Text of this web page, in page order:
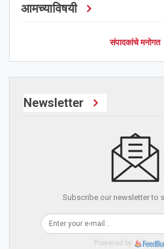
आमच्याविषयी
संपादकांचे मनोगत
Newsletter
Subscribe our newsletter to
Powered by